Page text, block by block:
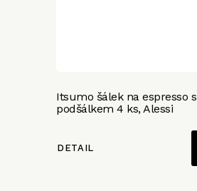
Itsumo šálek na espresso s
podšálkem 4 ks, Alessi
DETAIL